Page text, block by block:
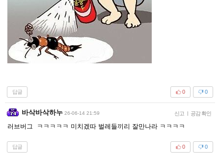
답글 0
0
바삭바삭하누 26-06-14 21:59 신고 | 공감 확인
러브버그 ㅋㅋㅋㅋㅋ 미치겠따 벌레들끼리 잘만나라 ㅋㅋㅋㅋ
답글 0
0